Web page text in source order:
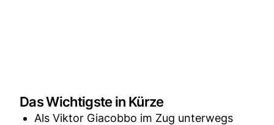
Das Wichtigste in Kürze
Als Viktor Giacobbo im Zug unterwegs